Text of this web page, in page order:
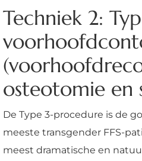
Techniek 2:
osteotomie en
De Type 3-procedure is de
meeste transgender FFS-
meest dramatische en